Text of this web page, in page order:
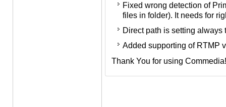
Fixed wrong detection of
files in folder). It needs for
Direct path is setting
Added supporting of RTMP
Thank You for using Commedia!
таблице).
Задано принудительная
мобильных устройствах.
Добавлена поддержка
Спасибо Вам за поддержку